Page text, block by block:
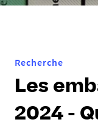
ici :
Recherche
Les
2024 -